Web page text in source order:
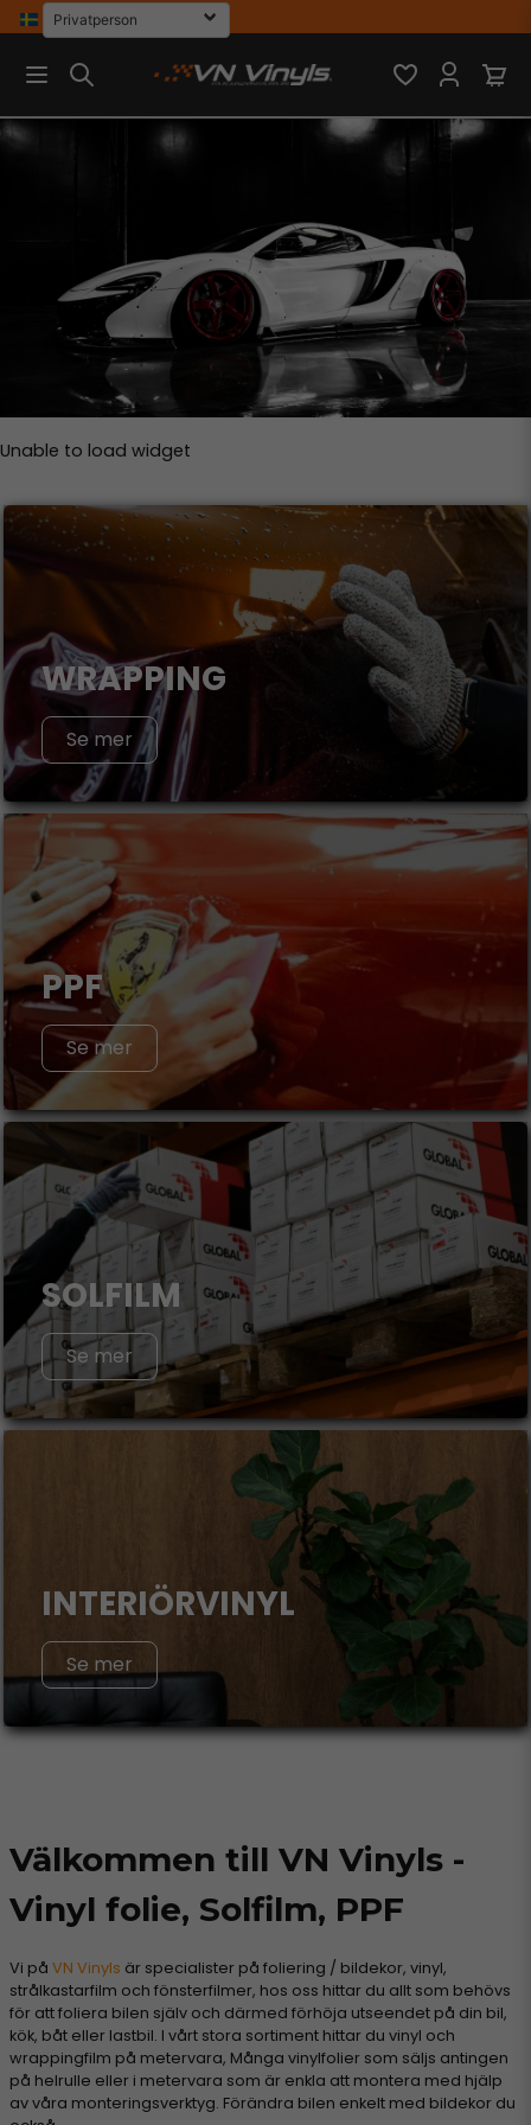
Unable to load widget
WRAPPING
Se mer
PPF
Se mer
SOLFILM
Se mer
INTERIÖRVINYL
Se mer
Välkommen till VN Vinyls -
Vinyl folie, Solfilm, PPF
Vi på VN Vinyls är specialister på foliering / bildekor, vinyl,
strålkastarfilm och fönsterfilmer, hos oss hittar du allt som behövs
för att foliera bilen själv och därmed förhöja utseendet på din bil,
kök, båt eller lastbil. I vårt stora sortiment hittar du vinyl och
wrappingfilm på metervara, Många vinylfolier som säljs antingen
på helrulle eller i metervara som är enkla att montera med hjälp
av våra monteringsverktyg. Förändra bilen enkelt med bildekor du